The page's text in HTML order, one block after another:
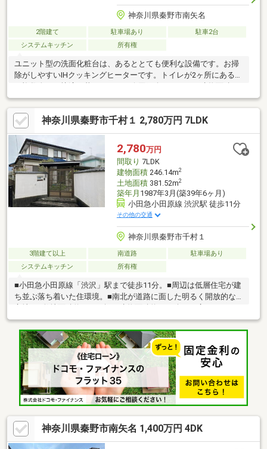
神奈川県秦野市南矢名
2階建て 駐車場あり
駐車2台
システムキッチン
所有権
ユニット型の洗面化粧台は、あるととても便利な設備です。お掃
除がしやすいIHクッキングヒーターです。トイレが2ヶ所にあるの
174.72平米。この物件は広々としたシステムキッチンなので、普
段の料理も楽しくなるでしょう。2台駐車可能です。魅力が満載の
素敵な3LDK物件の情報をご用意しています。
神奈川県秦野市千村１ 2,780万円 7LDK
2,780万円
間取り 7LDK
建物面積246.14m2
土地面積381.52m2
築年月 1987年3月(築39年6ヶ月)
小田急小田原線 渋沢駅 徒歩11分
その他の交通
神奈川県秦野市千村１
3階建て以上 南道路
駐車場あり
システムキッチン
所有権
■小田急小田原線「渋沢」駅まで徒歩11分。■周辺は低層住宅が建
ち並ぶ落ち着いた住環境。■南北が道路に面した明るく開放的な
庭が設けられています。■各和室・洋室は6帖以上の広さが確保さ
れています。■1階に防音仕様のオーディオルームあり。■豊富な
収納スペース付きで、スッキリとした暮らしが可能。■トイレは
各階に備わっています。■ビルトインガレージ1台分あり(車種によ
る)。◆周辺環境◆・マックスバリュ秦野渋沢店まで徒歩22分・
ファミリーマート渋沢南店まで徒歩10分・秦野市立渋沢小学校ま
で徒歩10分
神奈川県秦野市南矢名 1,400万円 4DK